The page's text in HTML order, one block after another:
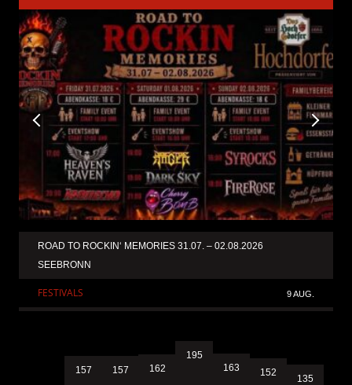
ROAD TO ROCKIN‘ MEMORIES 31.07. – 02.08.2026
SEEBRONN
FESTIVALS 9 AUG.
157 157 162
195
163 152
135